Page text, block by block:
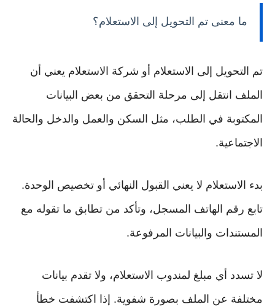
ما معنى تم التحويل إلى الاستعلام؟
تم التحويل إلى الاستعلام أو شركة الاستعلام يعني أن
الملف انتقل إلى مرحلة التحقق من بعض البيانات
المكتوبة في الطلب، مثل السكن والعمل والدخل والحالة
الاجتماعية.
بدء الاستعلام لا يعني القبول النهائي أو تخصيص الوحدة.
تابع رقم الهاتف المسجل، وتأكد من تطابق ما تقوله مع
المستندات والبيانات المرفوعة.
لا تسدد أي مبلغ لمندوب الاستعلام، ولا تقدم بيانات
مختلفة عن الملف بصورة شفوية. إذا اكتشفت خطأ